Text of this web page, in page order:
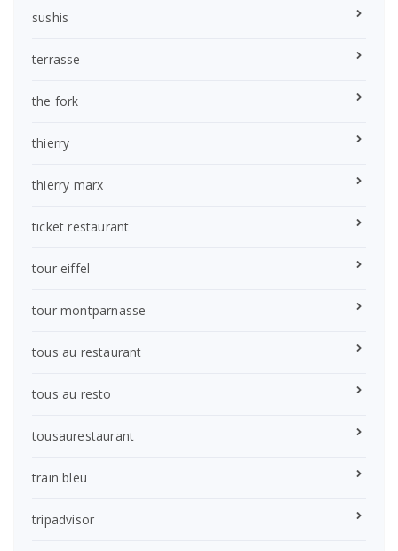
sushis
terrasse
the fork
thierry
thierry marx
ticket restaurant
tour eiffel
tour montparnasse
tous au restaurant
tous au resto
tousaurestaurant
train bleu
tripadvisor